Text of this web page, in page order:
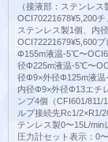
（接液部：ステンレ
OCI70221678¥5,200
ステンレス製1個、内
OCI72221679¥5,600
Φ155m液温-5℃〜
径Φ225m液温-5℃〜
径Φ9×外径Φ125m液温
内径Φ9×外径Φ13エチ
ンプ4個（CFI601/811/
ルブ接続先Rc1/2×R1/
テンレス製0〜15L/
圧⼒計セット表⽰：0